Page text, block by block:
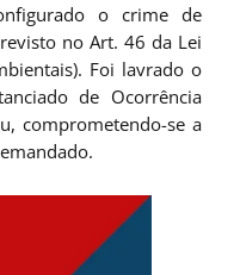
o crime de
no Art. 46 da Lei
Foi lavrado o
de Ocorrência
comprometendo-se a